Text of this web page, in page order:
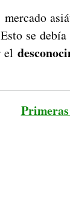
mercado
se
el